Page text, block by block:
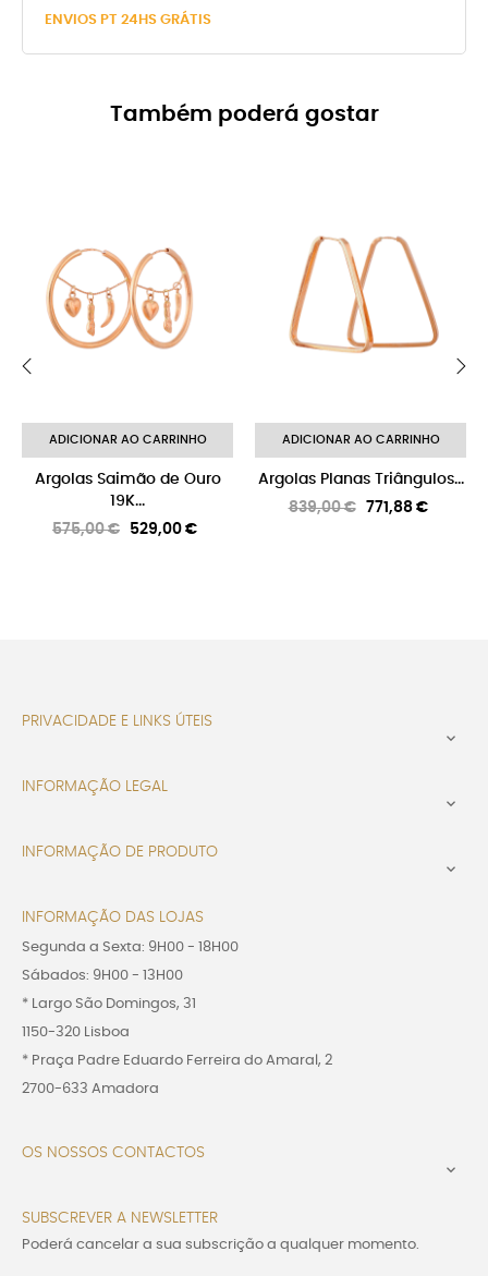
ENVIOS PT 24HS GRÁTIS
Também poderá gostar
ADICIONAR AO CARRINHO
Argolas Saimão de Ouro
19K...
Preço
575,00 € Preço
529,00 €
ADICIONAR AO CARRINHO
Argolas Planas Triângulos...
Preço
839,00 € Preço
771,88 €
PRIVACIDADE E LINKS ÚTEIS

INFORMAÇÃO LEGAL

INFORMAÇÃO DE PRODUTO

INFORMAÇÃO DAS LOJAS
Segunda a Sexta: 9H00 - 18H00
Sábados: 9H00 - 13H00
* Largo São Domingos, 31
1150-320 Lisboa
* Praça Padre Eduardo Ferreira do Amaral, 2
2700-633 Amadora
OS NOSSOS CONTACTOS

SUBSCREVER A NEWSLETTER
Poderá cancelar a sua subscrição a qualquer momento.